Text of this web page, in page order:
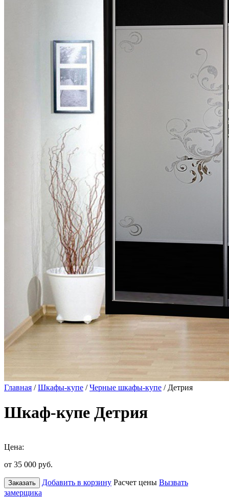
Главная /Шкафы-купе /Черные шкафы-купе / Детрия
Шкаф-купе Детрия
Цена:
от 35 000 руб.
Заказать Добавить в корзину Расчет цены Вызвать
замерщика